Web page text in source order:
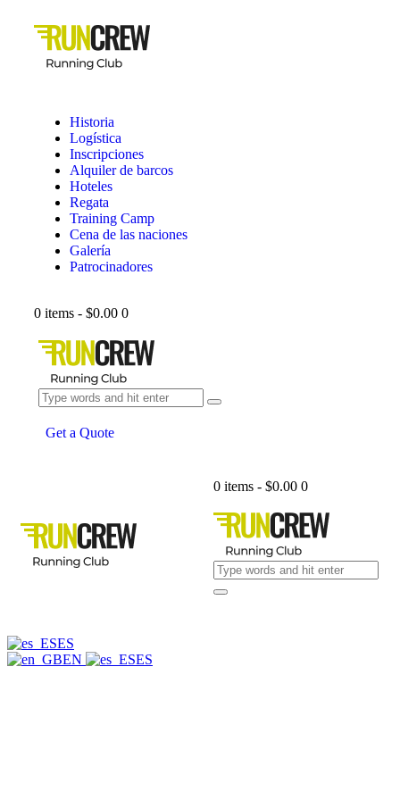
Historia
Logística
Inscripciones
Alquiler de barcos
Hoteles
Regata
Training Camp
Cena de las naciones
Galería
Patrocinadores
0 items - $0.00 0
Get a Quote
0 items - $0.00 0
ES
EN
ES